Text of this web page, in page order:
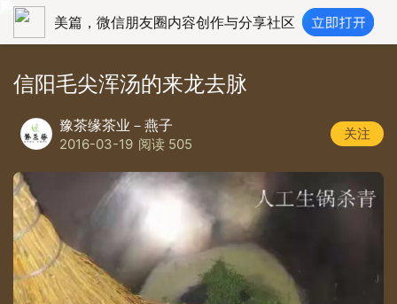
美篇，微信朋友圈内容创作与分享社区
信阳毛尖浑汤的来龙去脉
豫茶缘茶业－燕子
2016-03-19 阅读 505
关注